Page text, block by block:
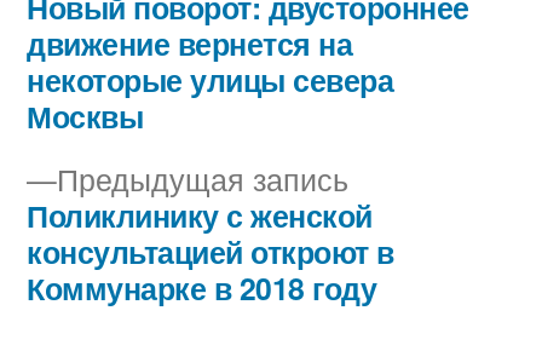
Навигация
по
записям
Предыдущая запись
запись:
Поликлинику с женской
консультацией откроют в
Коммунарке в 2018 году
движение вернется на
некоторые улицы севера
Москвы